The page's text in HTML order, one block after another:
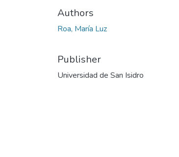
Authors
Roa, María Luz
Publisher
Universidad de San Isidro